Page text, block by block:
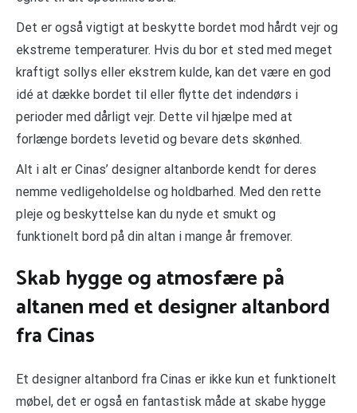
Det er også vigtigt at beskytte bordet mod hårdt vejr og
ekstreme temperaturer. Hvis du bor et sted med meget
kraftigt sollys eller ekstrem kulde, kan det være en god
idé at dække bordet til eller flytte det indendørs i
perioder med dårligt vejr. Dette vil hjælpe med at
forlænge bordets levetid og bevare dets skønhed.
Alt i alt er Cinas’ designer altanborde kendt for deres
nemme vedligeholdelse og holdbarhed. Med den rette
pleje og beskyttelse kan du nyde et smukt og
funktionelt bord på din altan i mange år fremover.
Skab hygge og atmosfære på
altanen med et designer altanbord
fra Cinas
Et designer altanbord fra Cinas er ikke kun et funktionelt
møbel, det er også en fantastisk måde at skabe hygge